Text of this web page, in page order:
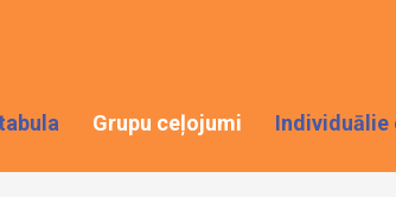
Grupu ceļojumi Individuālie